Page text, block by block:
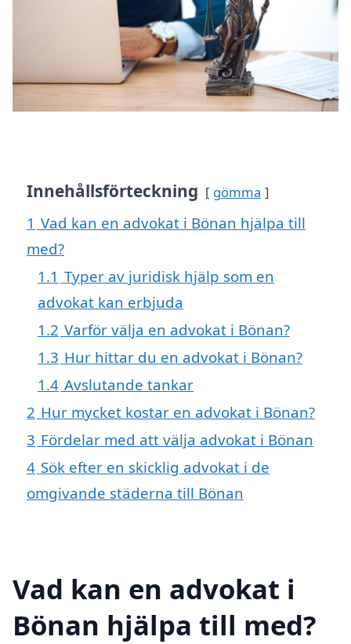
Innehållsförteckning gömma
1 Vad kan en advokat i Bönan hjälpa till
med?
1.1 Typer av juridisk hjälp som en
advokat kan erbjuda
1.2 Varför välja en advokat i Bönan?
1.3 Hur hittar du en advokat i Bönan?
1.4 Avslutande tankar
2 Hur mycket kostar en advokat i Bönan?
3 Fördelar med att välja advokat i Bönan
4 Sök efter en skicklig advokat i de
omgivande städerna till Bönan
Vad kan en advokat i
Bönan hjälpa till med?